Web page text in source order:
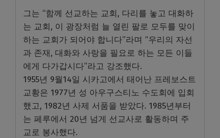
그는 “함께 선교하는 교회, 다리를 놓고 대화하
는 교회, 이 광장처럼 늘 열린 팔로 모두를 맞이
하는 교회가 되어야 합니다”라며 “우리의 자선
과 존재, 대화와 사랑을 필요로 하는 모든 이들
에게 다가갑시다”라고 강조했다.
1955년 9월14일 시카고에서 태어난 프레보스트
교황은 1977년 성 아우구스티노 수도회에 입회
했고, 1982년 사제 서품을 받았다. 1985년부터
는 페루에서 20년 넘게 선교사로 활동하며 주
교로 봉사했다.